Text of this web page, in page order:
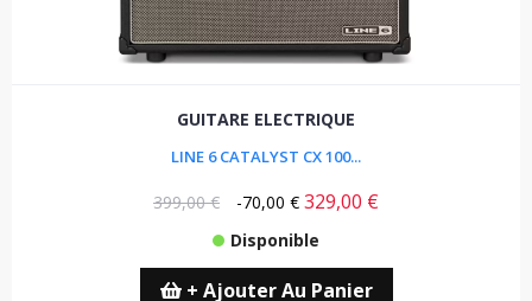
GUITARE ELECTRIQUE
LINE 6 CATALYST CX 100...
399,00 € -70,00 € 329,00 €
Disponible
+ Ajouter Au Panier